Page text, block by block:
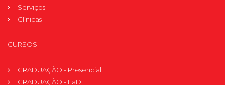
Serviços
Clínicas
CURSOS
GRADUAÇÃO - Presencial
GRADUAÇÃO - EaD